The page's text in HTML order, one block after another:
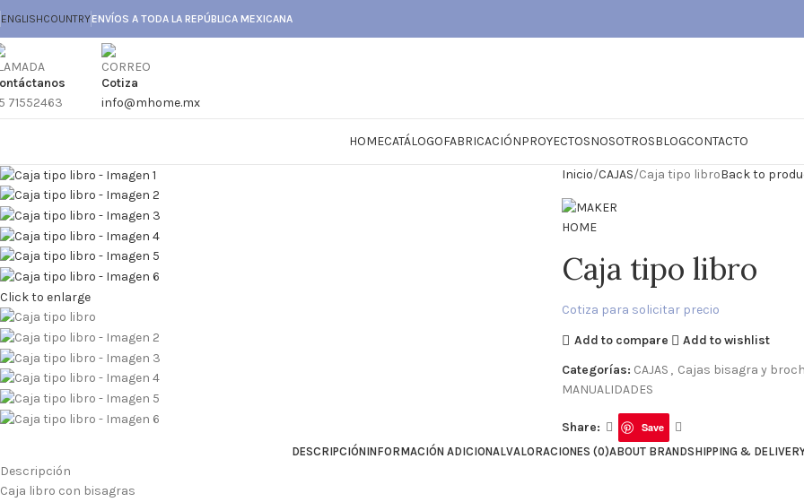
ENGLISHCOUNTRYENVÍOS A TODA LA REPÚBLICA MEXICANA
71552463
Cotiza
info@mhome.mx
HOMECATÁLOGOFABRICACIÓNPROYECTOSNOSOTROSBLOGCONTACTO
Click to enlarge
Inicio CAJAS Caja tipo libroBack to
Caja tipo libro
Cotiza para solicitar precio
Add to compare
Add to wishlist
Categorías: CAJAS , Cajas bisagra y
MANUALIDADES
Share:
Save
DESCRIPCIÓNINFORMACIÓN ADICIONALVALORACIONES (0)ABOUT BRANDSHIPPING &
Descripción
Caja libro con bisagras